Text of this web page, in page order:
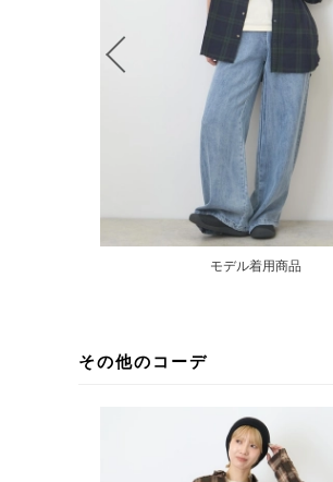
モデル着用商品
その他のコーデ